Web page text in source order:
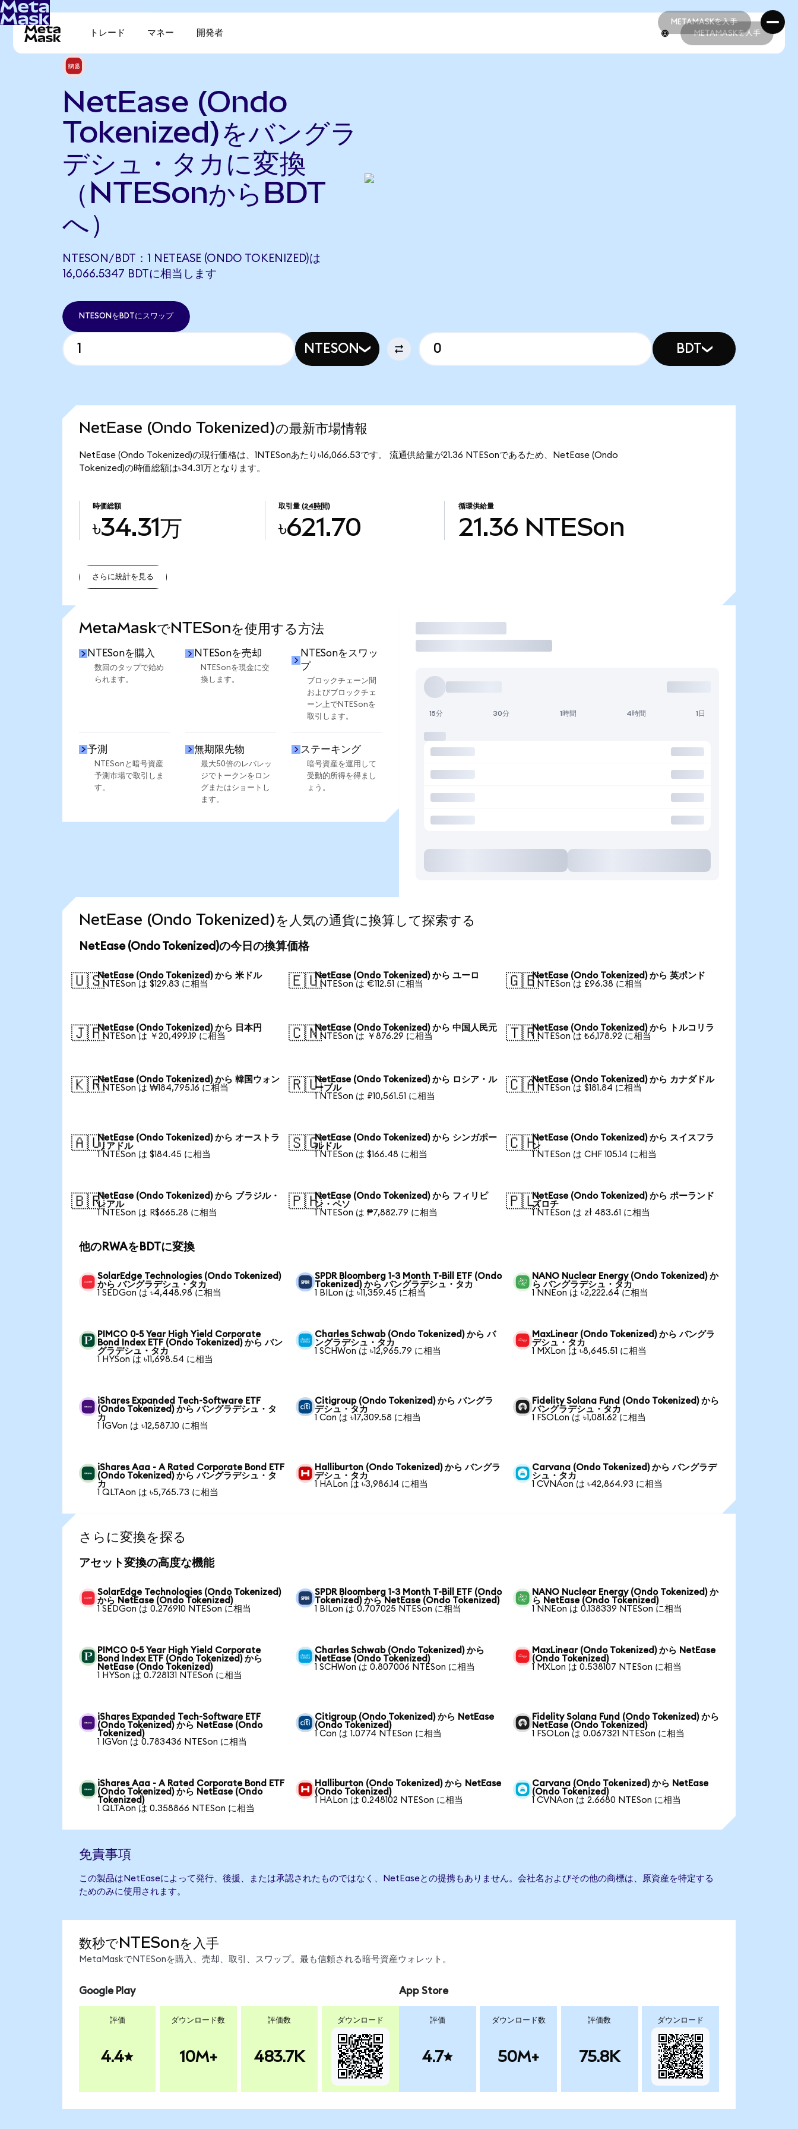
METAMASKを入手
METAMASKを入手
トレード マネー 開発者 METAMASKを入手
NetEase (Ondo
Tokenized)をバングラ
デシュ・タカに変換
（NTESonからBDT
へ）
NTESON/BDT：1 NETEASE (ONDO TOKENIZED)は
16,066.5347 BDTに相当します
NTESONをBDTにスワップ
NTESON BDT
NetEase (Ondo Tokenized)の最新市場情報
NetEase (Ondo Tokenized)の現行価格は、1NTESonあたり৳16,066.53です。 流通供給量が21.36 NTESonであるため、NetEase (Ondo
Tokenized)の時価総額は৳34.31万となります。
時価総額
৳34.31万
取引量 (24時間)
৳621.70
循環供給量
21.36 NTESon
さらに統計を見る
MetaMaskでNTESonを使用する方法
NTESonを購入
数回のタップで始め
られます。
NTESonを売却
NTESonを現金に交
換します。
NTESonをスワッ
プ
ブロックチェーン間
およびブロックチェ
ーン上でNTESonを
取引します。
予測
NTESonと暗号資産
予測市場で取引しま
す。
無期限先物
最大50倍のレバレッ
ジでトークンをロン
グまたはショートし
ます。
ステーキング
暗号資産を運用して
受動的所得を得まし
ょう。
取引
15分 30分 1時間 4時間 1日
NetEase (Ondo Tokenized)を人気の通貨に換算して探索する
NetEase (Ondo Tokenized)の今日の換算価格
🇺🇸NetEase (Ondo Tokenized) から 米ドル
1 NTESon は $129.83 に相当
🇪🇺NetEase (Ondo Tokenized) から ユーロ
1 NTESon は €112.51 に相当
🇬🇧NetEase (Ondo Tokenized) から 英ポンド
1 NTESon は £96.38 に相当
🇯🇵NetEase (Ondo Tokenized) から 日本円
1 NTESon は ￥20,499.19 に相当
🇨🇳NetEase (Ondo Tokenized) から 中国人民元
1 NTESon は ￥876.29 に相当
🇹🇷NetEase (Ondo Tokenized) から トルコリラ
1 NTESon は ₺6,178.92 に相当
🇰🇷NetEase (Ondo Tokenized) から 韓国ウォン
1 NTESon は ₩184,795.16 に相当
🇷🇺NetEase (Ondo Tokenized) から ロシア・ル
ーブル
1 NTESon は ₽10,561.51 に相当
🇨🇦NetEase (Ondo Tokenized) から カナダドル
1 NTESon は $181.84 に相当
🇦🇺NetEase (Ondo Tokenized) から オーストラ
リアドル
1 NTESon は $184.45 に相当
🇸🇬NetEase (Ondo Tokenized) から シンガポー
ルドル
1 NTESon は $166.48 に相当
🇨🇭NetEase (Ondo Tokenized) から スイスフラ
ン
1 NTESon は CHF 105.14 に相当
🇧🇷NetEase (Ondo Tokenized) から ブラジル・
レアル
1 NTESon は R$665.28 に相当
🇵🇭NetEase (Ondo Tokenized) から フィリピ
ン・ペソ
1 NTESon は ₱7,882.79 に相当
🇵🇱NetEase (Ondo Tokenized) から ポーランド
ズロチ
1 NTESon は zł 483.61 に相当
他のRWAをBDTに変換
SolarEdge Technologies (Ondo Tokenized)
から バングラデシュ・タカ
1 SEDGon は ৳4,448.98 に相当
SPDR Bloomberg 1-3 Month T-Bill ETF (Ondo
Tokenized) から バングラデシュ・タカ
1 BILon は ৳11,359.45 に相当
NANO Nuclear Energy (Ondo Tokenized) か
ら バングラデシュ・タカ
1 NNEon は ৳2,222.64 に相当
PIMCO 0-5 Year High Yield Corporate
Bond Index ETF (Ondo Tokenized) から バン
グラデシュ・タカ
1 HYSon は ৳11,698.54 に相当
Charles Schwab (Ondo Tokenized) から バ
ングラデシュ・タカ
1 SCHWon は ৳12,965.79 に相当
MaxLinear (Ondo Tokenized) から バングラ
デシュ・タカ
1 MXLon は ৳8,645.51 に相当
iShares Expanded Tech-Software ETF
(Ondo Tokenized) から バングラデシュ・タ
カ
1 IGVon は ৳12,587.10 に相当
Citigroup (Ondo Tokenized) から バングラ
デシュ・タカ
1 Con は ৳17,309.58 に相当
Fidelity Solana Fund (Ondo Tokenized) から
バングラデシュ・タカ
1 FSOLon は ৳1,081.62 に相当
iShares Aaa - A Rated Corporate Bond ETF
(Ondo Tokenized) から バングラデシュ・タ
カ
1 QLTAon は ৳5,765.73 に相当
Halliburton (Ondo Tokenized) から バングラ
デシュ・タカ
1 HALon は ৳3,986.14 に相当
Carvana (Ondo Tokenized) から バングラデ
シュ・タカ
1 CVNAon は ৳42,864.93 に相当
さらに変換を探る
アセット変換の高度な機能
SolarEdge Technologies (Ondo Tokenized)
から NetEase (Ondo Tokenized)
1 SEDGon は 0.276910 NTESon に相当
SPDR Bloomberg 1-3 Month T-Bill ETF (Ondo
Tokenized) から NetEase (Ondo Tokenized)
1 BILon は 0.707025 NTESon に相当
NANO Nuclear Energy (Ondo Tokenized) か
ら NetEase (Ondo Tokenized)
1 NNEon は 0.138339 NTESon に相当
PIMCO 0-5 Year High Yield Corporate
Bond Index ETF (Ondo Tokenized) から
NetEase (Ondo Tokenized)
1 HYSon は 0.728131 NTESon に相当
Charles Schwab (Ondo Tokenized) から
NetEase (Ondo Tokenized)
1 SCHWon は 0.807006 NTESon に相当
MaxLinear (Ondo Tokenized) から NetEase
(Ondo Tokenized)
1 MXLon は 0.538107 NTESon に相当
iShares Expanded Tech-Software ETF
(Ondo Tokenized) から NetEase (Ondo
Tokenized)
1 IGVon は 0.783436 NTESon に相当
Citigroup (Ondo Tokenized) から NetEase
(Ondo Tokenized)
1 Con は 1.0774 NTESon に相当
Fidelity Solana Fund (Ondo Tokenized) から
NetEase (Ondo Tokenized)
1 FSOLon は 0.067321 NTESon に相当
iShares Aaa - A Rated Corporate Bond ETF
(Ondo Tokenized) から NetEase (Ondo
Tokenized)
1 QLTAon は 0.358866 NTESon に相当
Halliburton (Ondo Tokenized) から NetEase
(Ondo Tokenized)
1 HALon は 0.248102 NTESon に相当
Carvana (Ondo Tokenized) から NetEase
(Ondo Tokenized)
1 CVNAon は 2.6680 NTESon に相当
免責事項
この製品はNetEaseによって発行、後援、または承認されたものではなく、NetEaseとの提携もありません。会社名およびその他の商標は、原資産を特定する
ためのみに使用されます。
数秒でNTESonを入手
MetaMaskでNTESonを購入、売却、取引、スワップ。最も信頼される暗号資産ウォレット。
Google Play
評価
4.4
ダウンロード数
10M+
評価数
483.7K
ダウンロード
App Store
評価
4.7
ダウンロード数
50M+
評価数
75.8K
ダウンロード